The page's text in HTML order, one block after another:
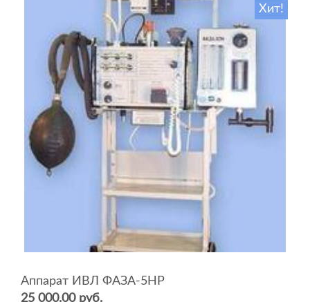
Хит!
Аппарат ИВЛ ФАЗА-5НР
25 000.00 руб.